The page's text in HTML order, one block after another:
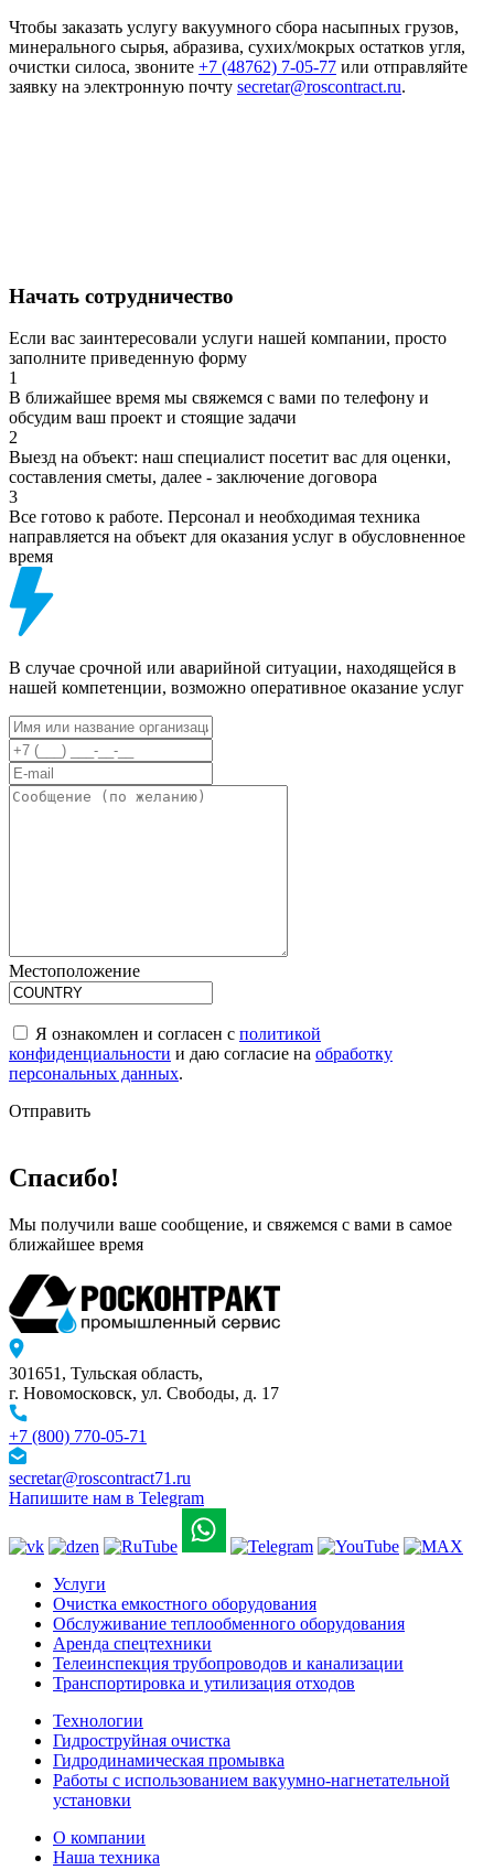
Чтобы заказать услугу вакуумного сбора насыпных грузов,
минерального сырья, абразива, сухих/мокрых остатков угля,
очистки силоса, звоните +7 (48762) 7-05-77 или отправляйте
заявку на электронную почту secretar@roscontract.ru.
Начать сотрудничество
Если вас заинтересовали услуги нашей компании, просто
заполните приведенную форму
1
В ближайшее время мы свяжемся с вами по телефону и
обсудим ваш проект и стоящие задачи
2
Выезд на объект: наш специалист посетит вас для оценки,
составления сметы, далее - заключение договора
3
Все готово к работе. Персонал и необходимая техника
направляется на объект для оказания услуг в обусловненное
время
В случае срочной или аварийной ситуации, находящейся в
нашей компетенции, возможно оперативное оказание услуг
Местоположение
Я ознакомлен и согласен с политикой
конфиденциальности и даю согласие на обработку
персональных данных.
Отправить
Спасибо!
Мы получили ваше сообщение, и свяжемся с вами в самое
ближайшее время
301651, Тульская область,
г. Новомосковск, ул. Свободы, д. 17
+7 (800) 770-05-71
secretar@roscontract71.ru
Напишите нам в Telegram
Услуги
Очистка емкостного оборудования
Обслуживание теплообменного оборудования
Аренда спецтехники
Телеинспекция трубопроводов и канализации
Транспортировка и утилизация отходов
Технологии
Гидроструйная очистка
Гидродинамическая промывка
Работы с использованием вакуумно-нагнетательной
установки
О компании
Наша техника